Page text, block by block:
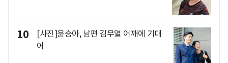
10
[사진]윤승아, 남편 김무열 어깨에 기대
어